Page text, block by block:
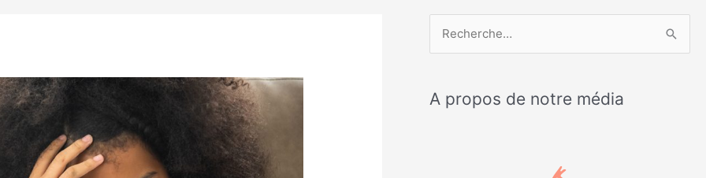
hA propos de notre média